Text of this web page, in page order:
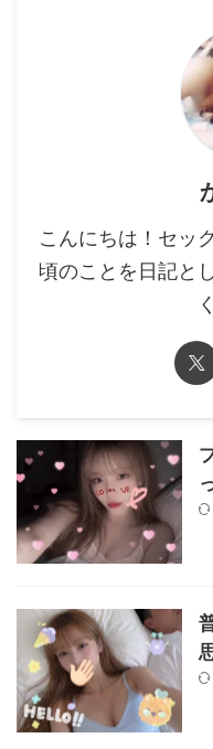
こんにちは！セッ
頃のことを日記と